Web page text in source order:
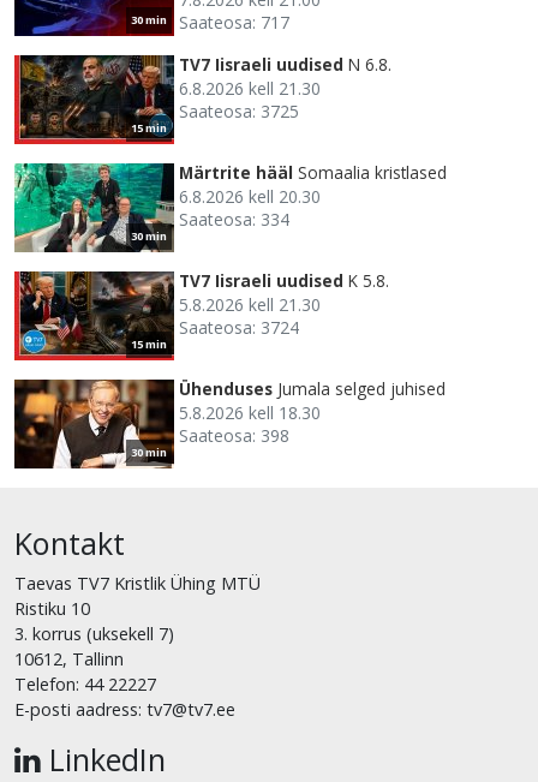
30 min
Saateosa: 717
15 min
TV7 Iisraeli uudised N 6.8.
6.8.2026 kell 21.30
Saateosa: 3725
30 min
Märtrite hääl Somaalia kristlased
6.8.2026 kell 20.30
Saateosa: 334
15 min
TV7 Iisraeli uudised K 5.8.
5.8.2026 kell 21.30
Saateosa: 3724
30 min
Ühenduses Jumala selged juhised
5.8.2026 kell 18.30
Saateosa: 398
Kontakt
Taevas TV7 Kristlik Ühing MTÜ
Ristiku 10
3. korrus (uksekell 7)
10612, Tallinn
Telefon: 44 22227
E-posti aadress: tv7@tv7.ee
LinkedIn